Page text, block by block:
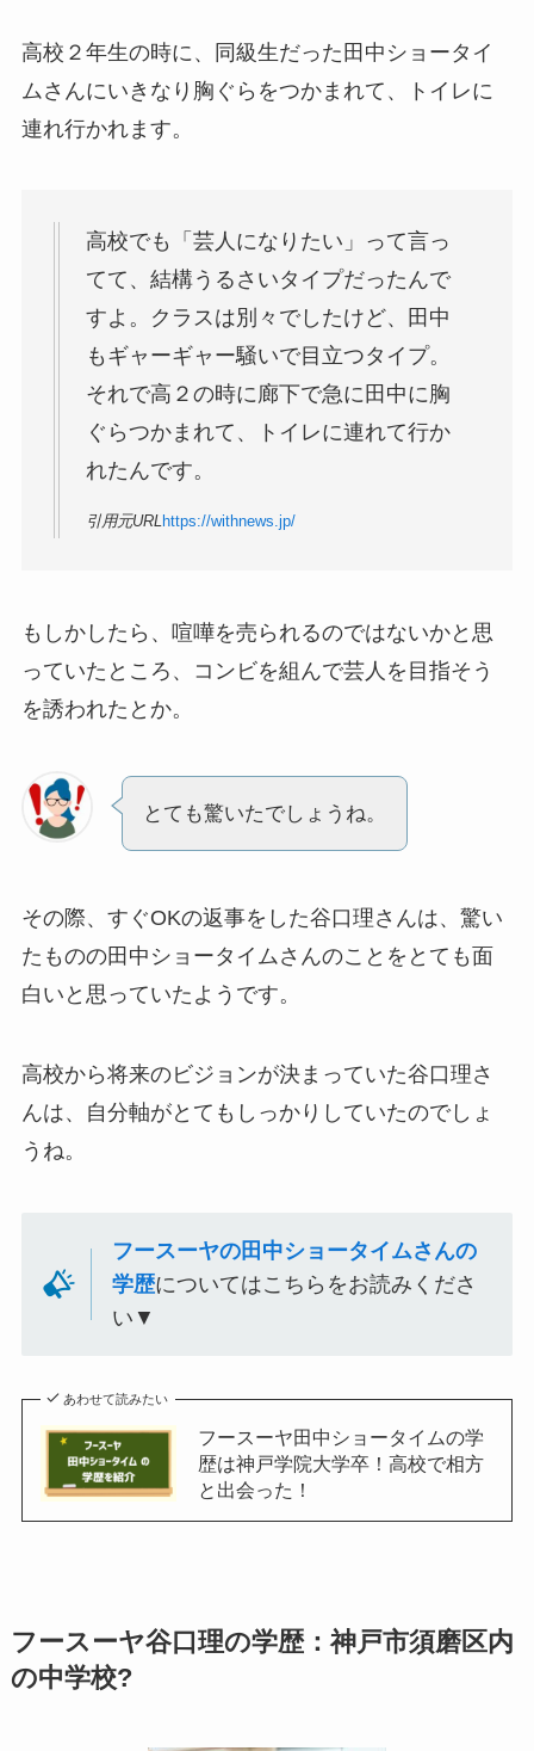
高校２年生の時に、同級生だった田中ショータイ
ムさんにいきなり胸ぐらをつかまれて、トイレに
連れ行かれます。
高校でも「芸人になりたい」って言っ
てて、結構うるさいタイプだったんで
すよ。クラスは別々でしたけど、田中
もギャーギャー騒いで目立つタイプ。
それで高２の時に廊下で急に田中に胸
ぐらつかまれて、トイレに連れて行か
れたんです。
引用元URLhttps://withnews.jp/
もしかしたら、喧嘩を売られるのではないかと思
っていたところ、コンビを組んで芸人を目指そう
を誘われたとか。
とても驚いたでしょうね。
その際、すぐOKの返事をした谷口理さんは、驚い
たものの田中ショータイムさんのことをとても面
白いと思っていたようです。
高校から将来のビジョンが決まっていた谷口理さ
んは、自分軸がとてもしっかりしていたのでしょ
うね。
フースーヤの田中ショータイムさんの
学歴についてはこちらをお読みくださ
い▼
あわせて読みたい
フースーヤ田中ショータイムの学
歴は神戸学院大学卒！高校で相方
と出会った！
フースーヤ谷口理の学歴：神戸市須磨区内
の中学校?